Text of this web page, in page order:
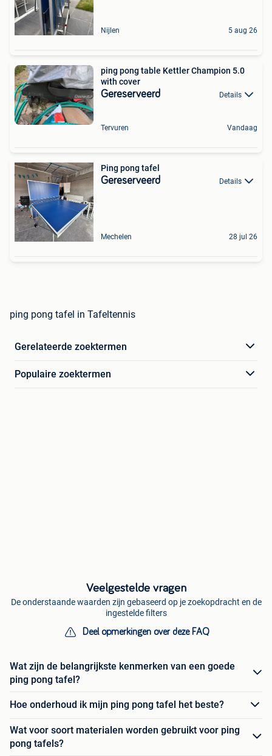
Nijlen 5 aug 26
ping pong table Kettler Champion 5.0
with cover
Gereserveerd Details
Tervuren Vandaag
Ping pong tafel
Gereserveerd Details
Mechelen 28 jul 26
ping pong tafel in Tafeltennis
Gerelateerde zoektermen
Populaire zoektermen
Veelgestelde vragen
De onderstaande waarden zijn gebaseerd op je zoekopdracht en de
ingestelde filters
Deel opmerkingen over deze FAQ
Wat zijn de belangrijkste kenmerken van een goede
ping pong tafel?
Hoe onderhoud ik mijn ping pong tafel het beste?
Wat voor soort materialen worden gebruikt voor ping
pong tafels?